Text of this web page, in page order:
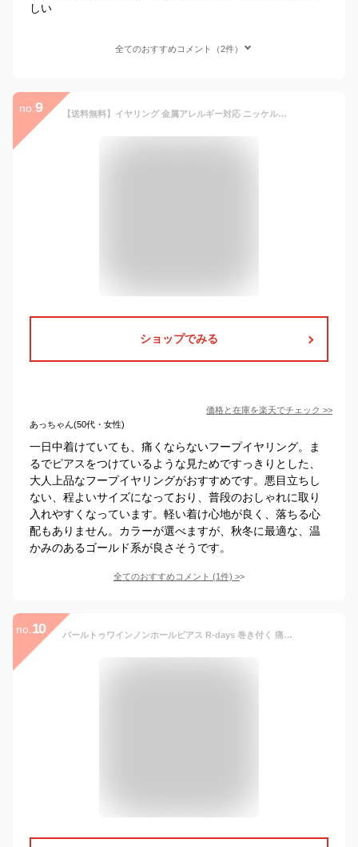
しい
全てのおすすめコメント（2件）
no. 9 【送料無料】イヤリング 金属アレルギー対応 ニッケルフリー ラインストーン メタル フープイヤリング | OSEWAYA アクセサリー レディース 女性 大人 痛くない プレゼント ギフト 結婚式 誕生日 おしゃれ オシャレ かわいい 可愛い シンプル
ショップでみる
価格と在庫を楽天でチェック >>
あっちゃん(50代・女性)
一日中着けていても、痛くならないフープイヤリング。ま
るでピアスをつけているような見ためですっきりとした、
大人上品なフープイヤリングがおすすめです。悪目立ちし
ない、程よいサイズになっており、普段のおしゃれに取り
入れやすくなっています。軽い着け心地が良く、落ちる心
配もありません。カラーが選べますが、秋冬に最適な、温
かみのあるゴールド系が良さそうです。
全てのおすすめコメント (1件) >
no. 10 パールトゥワインノンホールピアス R-days 巻き付く 痛くない イヤリング イヤーカフ イヤーカフス ピアスみたい ニッケルフリー シリコンカバー ゴールド 繊細 アクセサリー レディース